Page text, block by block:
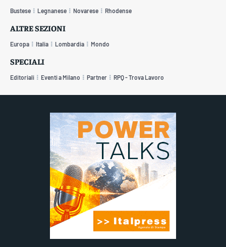
Bustese Legnanese Novarese Rhodense
ALTRE SEZIONI
Europa Italia Lombardia Mondo
SPECIALI
Editoriali Eventi a Milano Partner RPQ - Trova Lavoro